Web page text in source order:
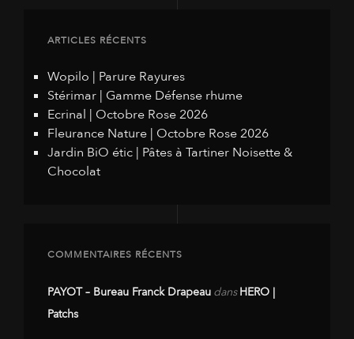
ARTICLES RÉCENTS
Wopilo | Parure Rayures
Stérimar | Gamme Défense rhume
Ecrinal | Octobre Rose 2026
Fleurance Nature | Octobre Rose 2026
Jardin BiO étic | Pâtes à Tartiner Noisette &
Chocolat
COMMENTAIRES RÉCENTS
PAYOT – Bureau Franck Drapeau dansHERO |
Patchs